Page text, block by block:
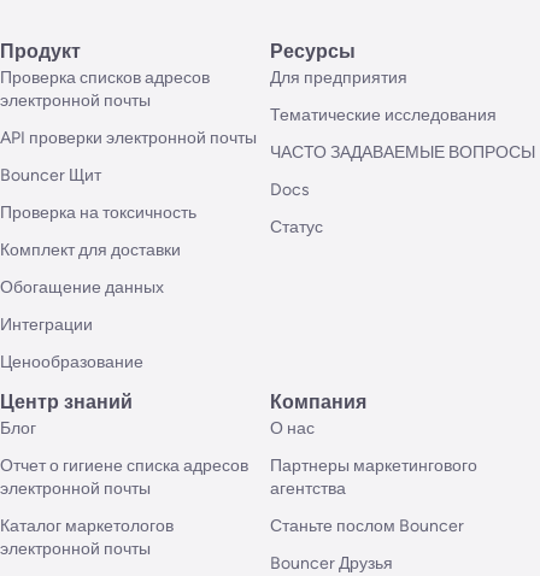
Продукт
Проверка списков адресов
электронной почты
API проверки электронной почты
Bouncer Щит
Проверка на токсичность
Комплект для доставки
Обогащение данных
Интеграции
Ценообразование
Ресурсы
Для предприятия
Тематические исследования
ЧАСТО ЗАДАВАЕМЫЕ ВОПРОСЫ
Docs
Статус
Центр знаний
Блог
Отчет о гигиене списка адресов
электронной почты
Каталог маркетологов
электронной почты
Компания
О нас
Партнеры маркетингового
агентства
Станьте послом Bouncer
Bouncer Друзья